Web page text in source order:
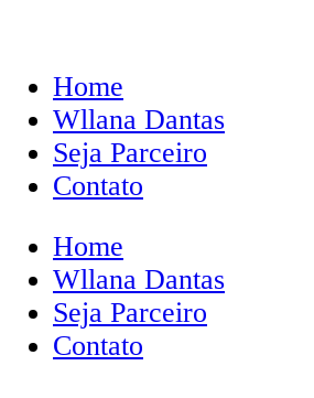
Home
Wllana Dantas
Seja Parceiro
Contato
Home
Wllana Dantas
Seja Parceiro
Contato